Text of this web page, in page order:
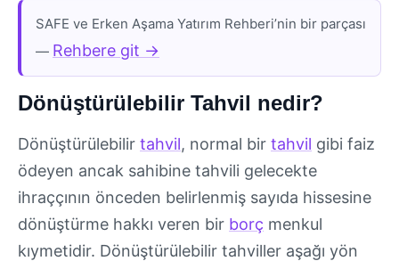
SAFE ve Erken Aşama Yatırım Rehberi’nin bir parçası
— Rehbere git →
Dönüştürülebilir Tahvil nedir?
Dönüştürülebilir tahvil, normal bir tahvil gibi faiz
ödeyen ancak sahibine tahvili gelecekte
ihraççının önceden belirlenmiş sayıda hissesine
dönüştürme hakkı veren bir borç menkul
kıymetidir. Dönüştürülebilir tahviller aşağı yön